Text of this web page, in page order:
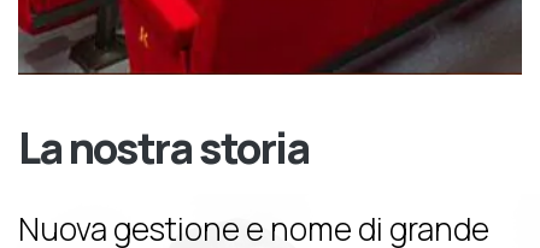
La nostra storia
Nuova gestione e nome di grande